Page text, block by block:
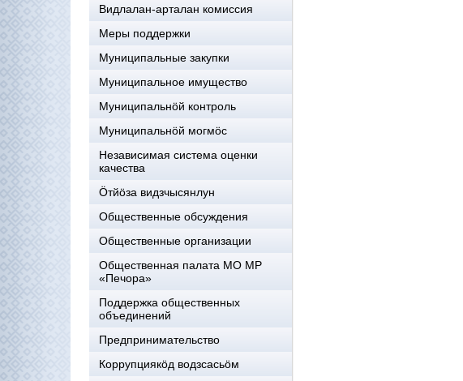
Видлалан-арталан комиссия
Меры поддержки
Муниципальные закупки
Муниципальное имущество
Муниципальнӧй контроль
Муниципальнöй могмöс
Независимая система оценки
качества
Öтйöза видзчысянлун
Общественные обсуждения
Общественные организации
Общественная палата МО МР
«Печора»
Поддержка общественных
объединений
Предпринимательство
Коррупциякöд водзсасьöм